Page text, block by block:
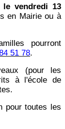
le vendredi 13
en Mairie ou à
pourront
51 78.
(pour les
à l'école de
pour toutes les